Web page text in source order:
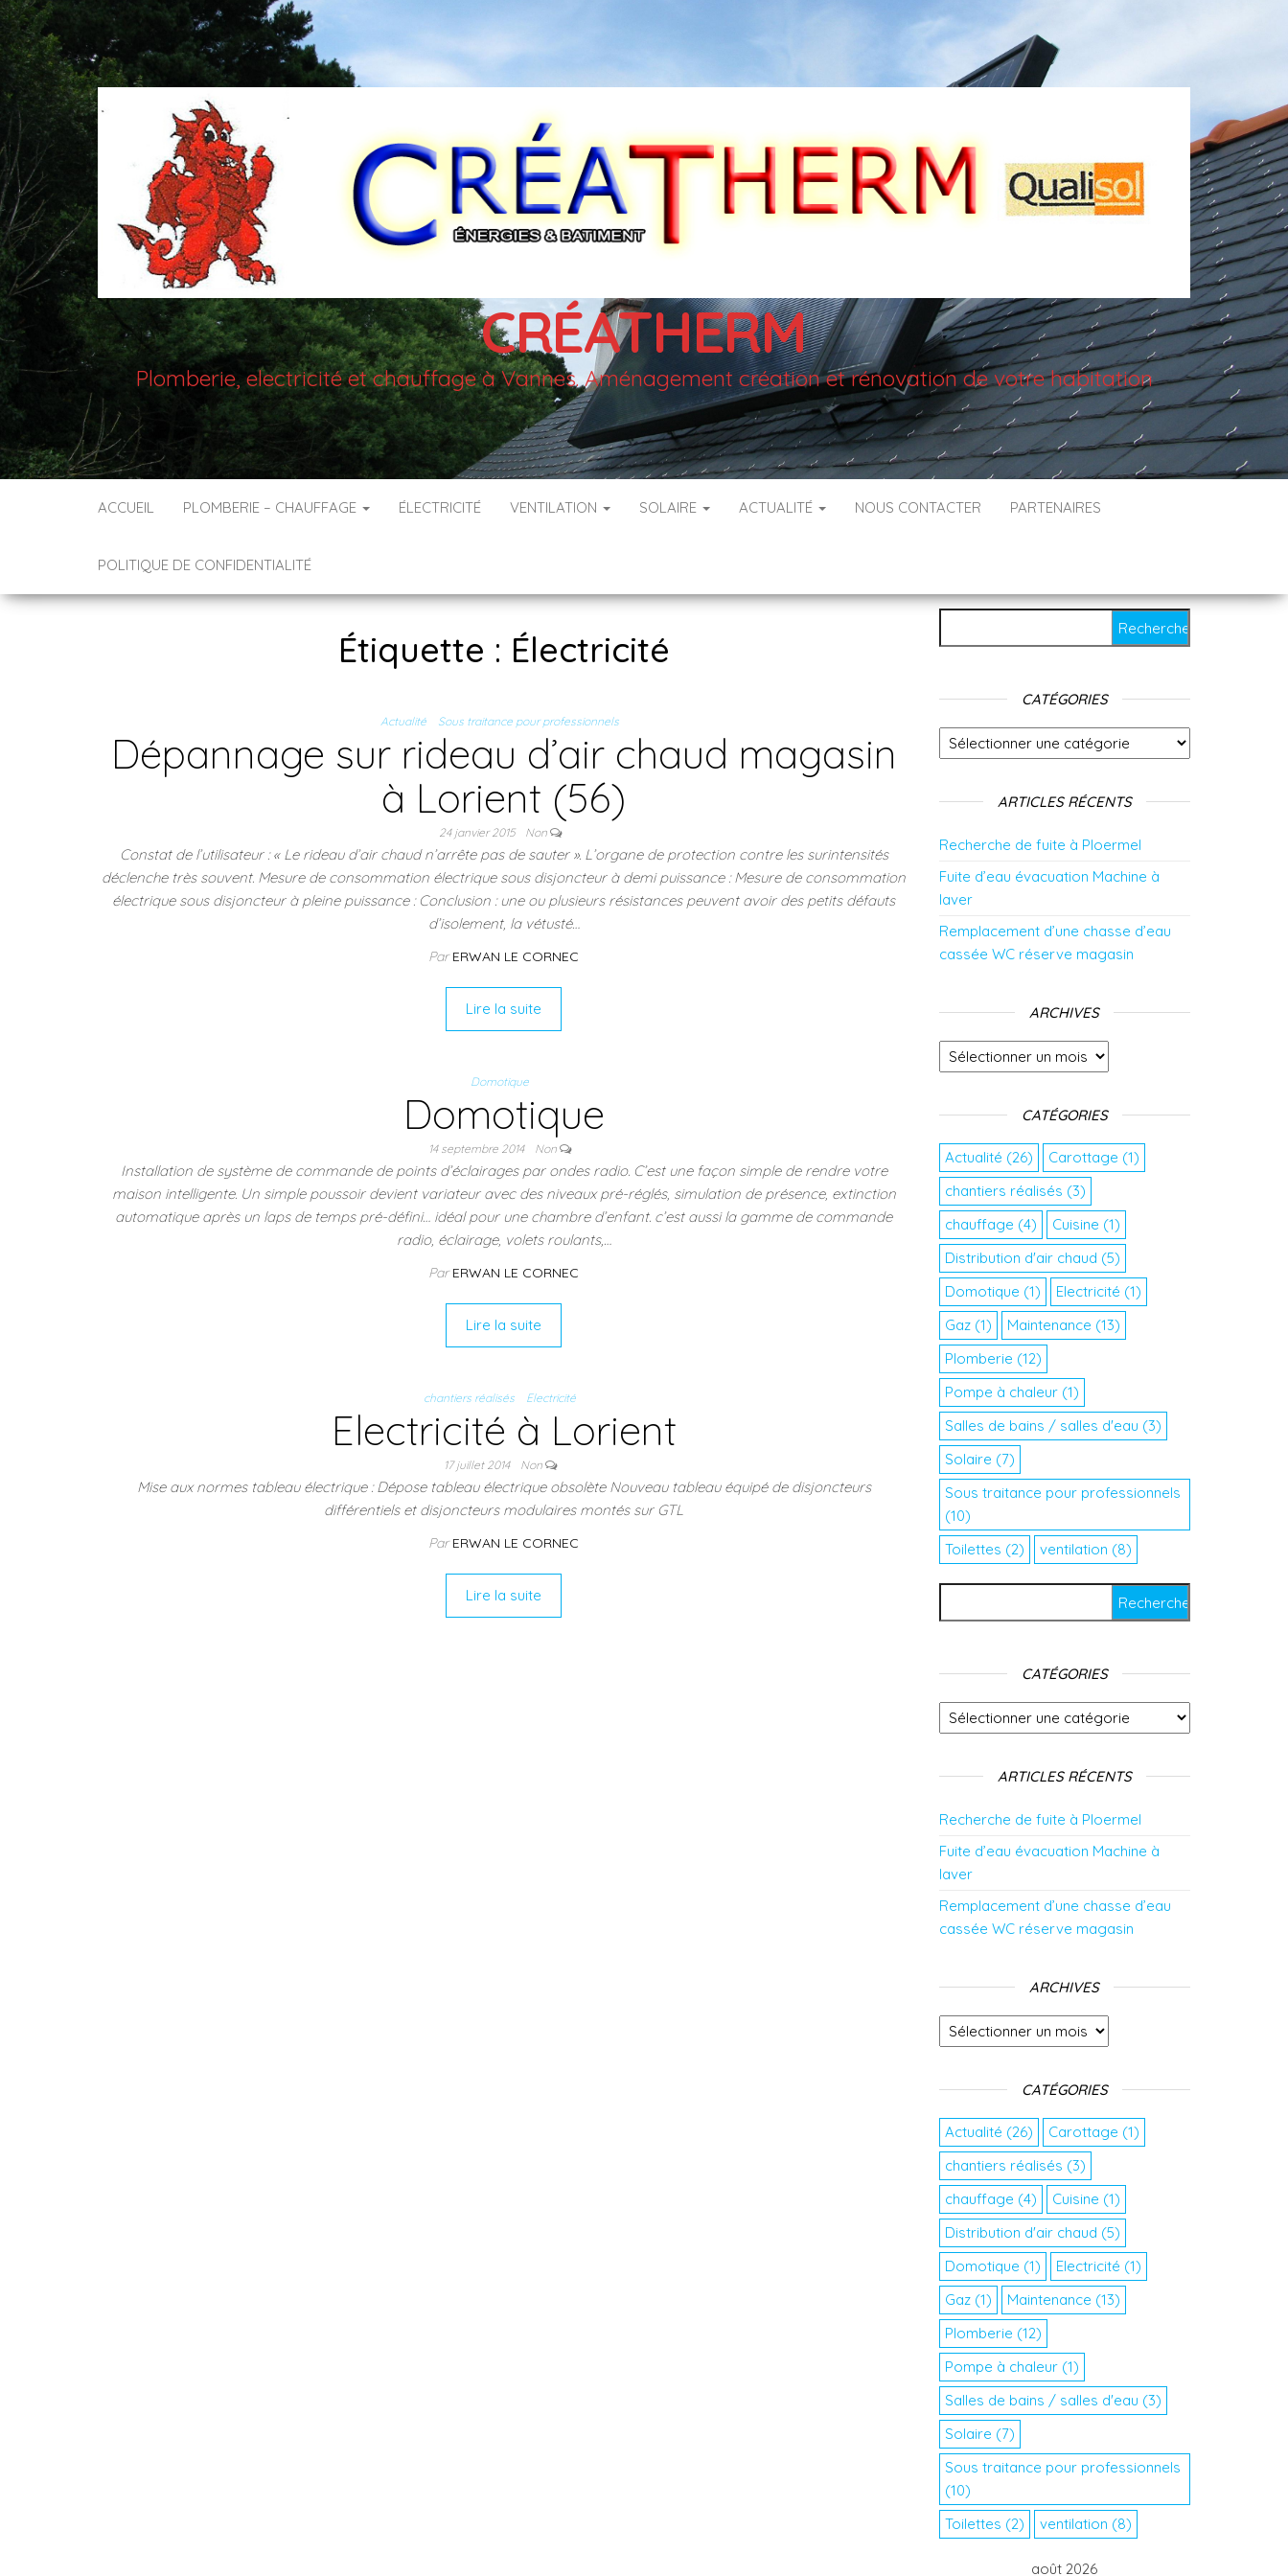
CRÉATHERM
Plomberie, electricité et chauffage à Vannes. Aménagement création et rénovation de votre habitation
ACCUEIL PLOMBERIE – CHAUFFAGE ÉLECTRICITÉ VENTILATION SOLAIRE ACTUALITÉ NOUS CONTACTER PARTENAIRES
POLITIQUE DE CONFIDENTIALITÉ
Étiquette : Électricité
Actualité Sous traitance pour professionnels
Dépannage sur rideau d’air chaud magasin
à Lorient (56)
24 janvier 2015 Non
Constat de l’utilisateur : « Le rideau d’air chaud n’arrête pas de sauter ». L’organe de protection contre les surintensités
déclenche très souvent. Mesure de consommation électrique sous disjoncteur à demi puissance : Mesure de consommation
électrique sous disjoncteur à pleine puissance : Conclusion : une ou plusieurs résistances peuvent avoir des petits défauts
d’isolement, la vétusté…
ParERWAN LE CORNEC
Lire la suite
Domotique
Domotique
14 septembre 2014 Non
Installation de système de commande de points d’éclairages par ondes radio. C’est une façon simple de rendre votre
maison intelligente. Un simple poussoir devient variateur avec des niveaux pré-réglés, simulation de présence, extinction
automatique après un laps de temps pré-défini… idéal pour une chambre d’enfant. c’est aussi la gamme de commande
radio, éclairage, volets roulants,…
ParERWAN LE CORNEC
Lire la suite
chantiers réalisés Electricité
Electricité à Lorient
17 juillet 2014 Non
Mise aux normes tableau électrique : Dépose tableau électrique obsolète Nouveau tableau équipé de disjoncteurs
différentiels et disjoncteurs modulaires montés sur GTL
ParERWAN LE CORNEC
Lire la suite
CATÉGORIES
Catégories
ARTICLES RÉCENTS
Recherche de fuite à Ploermel
Fuite d’eau évacuation Machine à
laver
Remplacement d’une chasse d’eau
cassée WC réserve magasin
ARCHIVES
Archives
CATÉGORIES
Actualité (26) Carottage (1)
chantiers réalisés (3)
chauffage (4) Cuisine (1)
Distribution d'air chaud (5)
Domotique (1) Electricité (1)
Gaz(1) Maintenance (13)
Plomberie (12)
Pompe à chaleur(1)
Salles de bains / salles d'eau (3)
Solaire (7)
Sous traitance pour professionnels
(10)
Toilettes (2) ventilation (8)
CATÉGORIES
Catégories
ARTICLES RÉCENTS
Recherche de fuite à Ploermel
Fuite d’eau évacuation Machine à
laver
Remplacement d’une chasse d’eau
cassée WC réserve magasin
ARCHIVES
Archives
CATÉGORIES
Actualité (26) Carottage (1)
chantiers réalisés (3)
chauffage (4) Cuisine (1)
Distribution d'air chaud (5)
Domotique (1) Electricité (1)
Gaz(1) Maintenance (13)
Plomberie (12)
Pompe à chaleur(1)
Salles de bains / salles d'eau (3)
Solaire (7)
Sous traitance pour professionnels
(10)
Toilettes (2) ventilation (8)
août 2026